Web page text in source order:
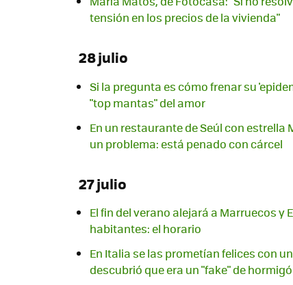
tensión en los precios de la vivienda"
28 julio
Si la pregunta es cómo frenar su
"top mantas" del amor
En un restaurante de Seúl con
un problema: está penado con cárcel
27 julio
El fin del verano alejará a Marruecos y
habitantes: el horario
En Italia se las prometían felices con
descubrió que era un "fake" de